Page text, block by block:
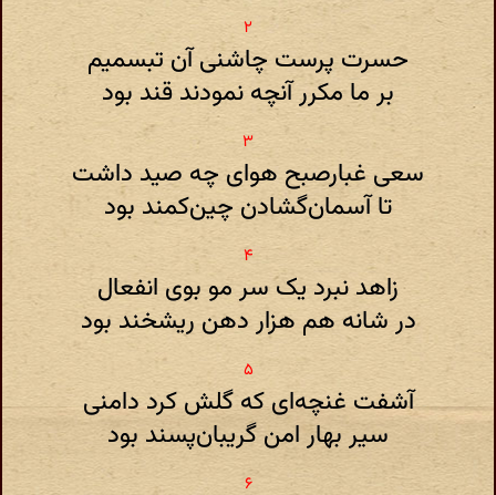
حسرت پرست چاشنی آن تبسمیم
بر ما مکرر آنچه نمودند قند بود
سعی غبارصبح هوای چه صید داشت
تا آسمان‌گشادن چین‌کمند بود
زاهد نبرد یک سر مو بوی انفعال
در شانه هم هزار دهن ریشخند بود
آشفت غنچه‌ای که گلش کرد دامنی
سیر بهار امن گریبان‌پسند بود